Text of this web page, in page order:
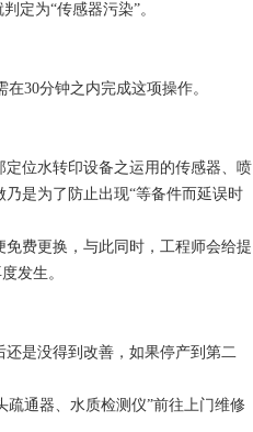
定为“传感器污染”。
30分钟之内完成这项操作。
位水转印设备之运用的传感器、喷
是为了防止出现“等备件而延误时
费更换，与此同时，工程师会给提
发生。
是没得到改善，如果停产到第二
通器、水质检测仪”前往上门维修